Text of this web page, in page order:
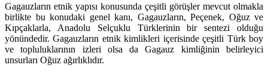
Gagauzların etnik yapısı konusunda çeşitli görüşler mevcut olmakla
birlikte bu konudaki genel kanı, Gagauzların, Peçenek, Oğuz ve
Kıpçaklarla, Anadolu Selçuklu Türklerinin bir sentezi olduğu
yönündedir. Gagauzların etnik kimlikleri içerisinde çeşitli Türk boy
ve topluluklarının izleri olsa da Gagauz kimliğinin belirleyici
unsurları Oğuz ağırlıklıdır.